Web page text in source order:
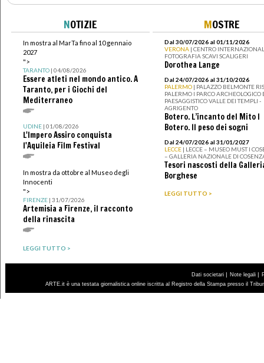
NOTIZIE
In mostra al MarTa fino al 10 gennaio
2027
">
TARANTO| 04/08/2026
Essere atleti nel mondo antico. A
Taranto, per i Giochi del
Mediterraneo
UDINE| 01/08/2026
L'Impero Assiro conquista
l'Aquileia Film Festival
In mostra da ottobre al Museo degli
Innocenti
">
FIRENZE| 31/07/2026
Artemisia a Firenze, il racconto
della rinascita
LEGGI TUTTO >
MOSTRE
Dal 30/07/2026 al 01/11/2026
VERONA | CENTRO
FOTOGRAFIA SCAVI SCALIGERI
Dorothea Lange
Dal 24/07/2026 al 31/10/2026
PALERMO | PALAZZO BELMONTE
PALERMO I PARCO ARCHEOLOGICO
PAESAGGISTICO VALLE DEI TEMPLI -
AGRIGENTO
Botero. L’incanto del Mito I
Botero. Il peso dei sogni
Dal 24/07/2026 al 31/01/2027
LECCE | LECCE – MUSEO MUST I
– GALLERIA NAZIONALE DI
Tesori nascosti della
Borghese
LEGGI TUTTO >
Dati societari | Note legali |
ARTE.it è una testata giornalistica online iscritta al Registro della Stampa presso il